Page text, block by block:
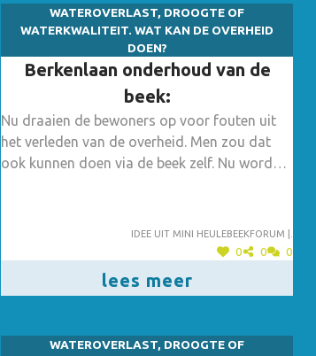
WATEROVERLAST, DROOGTE OF
WATERKWALITEIT. WAT KAN DE OVERHEID
DOEN?
Berkenlaan onderhoud van de
beek:
Nu draaien de bewoners op voor fouten uit
het verleden van de overheid. Men zou dat
ook kunnen doen via de beek zelf. Nu worden
Idee uit mini heulebeekforum |.
0 0 0
lees meer
WATEROVERLAST, DROOGTE OF